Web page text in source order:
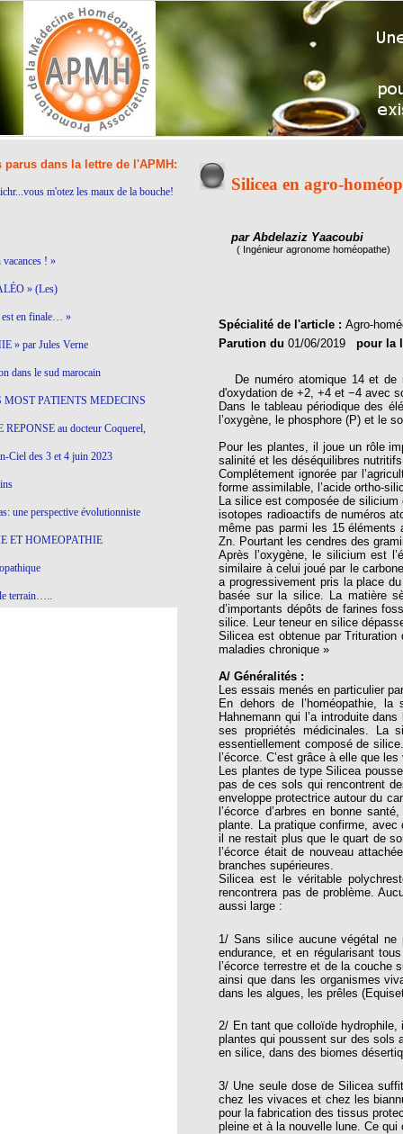
dans la lettre de l'APMH:
m'otez les maux de la bouche!
! »
» (Les)
est en finale… »
» par Jules Verne
dans le sud marocain
MOST PATIENTS MEDECINS
au docteur Coquerel,
Ciel des 3 et 4 juin 2023
une perspective évolutionniste
ET HOMEOPATHIE
terrain…..
Silicea en agro-
par Abdelaziz Yaacoubi
( Ingénieur agronome homéopathe)
Spécialité de l'article :Agro-
Parution du01/06/2019pour la
De numéro atomique 14 et de
d'oxydation de +2, +4 et −4 avec
Dans le tableau périodique des
l’oxygène, le phosphore (P) et le
Pour les plantes, il joue un rôle
salinité et les déséquilibres
Complétement ignorée par
forme assimilable, l’acide ortho-
La silice est composée de
isotopes radioactifs de numéros
même pas parmi les 15
Zn. Pourtant les cendres des
Après l’oxygène, le silicium est
similaire à celui joué par le
a progressivement pris la place
basée sur la silice. La matière
d’importants dépôts de farines
silice. Leur teneur en silice
Silicea est obtenue par
maladies chronique »
A/ Généralités :
Les essais menés en particulier
En dehors de l’homéopathie,
Hahnemann qui l’a introduite
ses propriétés médicinales. La
essentiellement composé de
l’écorce. C’est grâce à elle que
Les plantes de type Silicea
pas de ces sols qui rencontrent
enveloppe protectrice autour du
l’écorce d’arbres en bonne
plante. La pratique confirme,
il ne restait plus que le quart de
l’écorce était de nouveau
branches supérieures.
Silicea est le véritable
rencontrera pas de problème.
aussi large :
1/ Sans silice aucune végétal
endurance, et en régularisant
l’écorce terrestre et de la couche
ainsi que dans les organismes
dans les algues, les prêles
2/ En tant que colloïde hydrophile,
plantes qui poussent sur des sols
en silice, dans des biomes
3/ Une seule dose de Silicea
chez les vivaces et chez les
pour la fabrication des tissus
pleine et à la nouvelle lune. Ce